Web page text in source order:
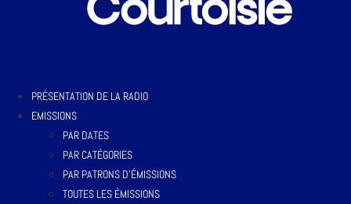
PRÉSENTATION DE LA RADIO
EMISSIONS
PAR DATES
PAR CATÉGORIES
PAR PATRONS D’ÉMISSIONS
TOUTES LES ÉMISSIONS